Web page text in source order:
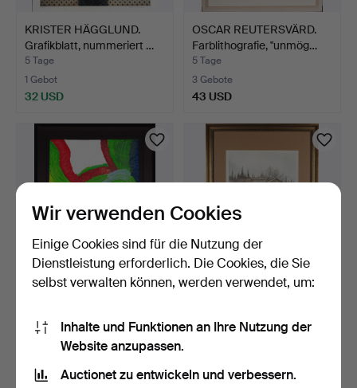
KRISTER HÄGGLUND.
Grafikblatt, nummeriert …
5 Tage
1 Gebot
32 USD
OSCAR REUTERSVÄRD.
Farblithografie, "unmög…
5 Tage
3 Gebote
43 USD
5 Tage
4 Gebote
5 Tage
Wir verwenden Cookies
Einige Cookies sind für die Nutzung der
Dienstleistung erforderlich. Die Cookies, die Sie
selbst verwalten können, werden verwendet, um:
Inhalte und Funktionen an Ihre Nutzung der
Website anzupassen.
Auctionet zu entwickeln und verbessern.